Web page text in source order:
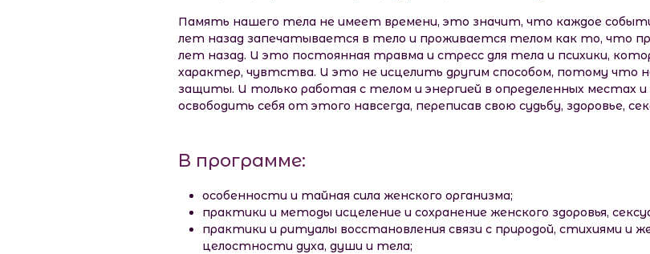
Память нашего тела не имеет времени, это значит, что каждое
лет назад запечатывается в тело и проживается телом как то, что
лет назад. И это постоянная травма и стресс для тела и психики,
характер, чувтства. И это не исцелить другим способом, потому
защиты. И только работая с телом и энергией в определенных местах
освободить себя от этого навсегда, переписав свою судьбу, здоровье,
В программе:
особенности и тайная сила женского организма;
практики и методы исцеление и сохранение женского здоровья,
практики и ритуалы восстановления связи с природой, стихиями и
целостности духа, души и тела;